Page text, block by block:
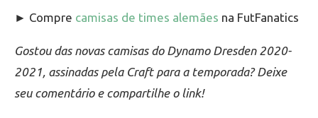
► Compre camisas de times alemães na FutFanatics
Gostou das novas camisas do Dynamo Dresden 2020-
2021, assinadas pela Craft para a temporada? Deixe
seu comentário e compartilhe o link!